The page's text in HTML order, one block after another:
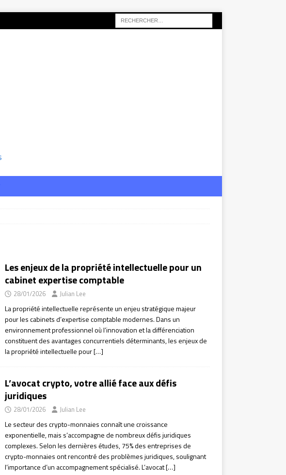
Les enjeux de la propriété intellectuelle pour un
cabinet expertise comptable
28/01/2026 Julian Lee
La propriété intellectuelle représente un enjeu stratégique majeur
pour les cabinets d’expertise comptable modernes. Dans un
environnement professionnel où l’innovation et la différenciation
constituent des avantages concurrentiels déterminants, les enjeux de
la propriété intellectuelle pour[…]
L’avocat crypto, votre allié face aux défis
juridiques
28/01/2026 Julian Lee
Le secteur des crypto-monnaies connaît une croissance
exponentielle, mais s’accompagne de nombreux défis juridiques
complexes. Selon les dernières études, 75% des entreprises de
crypto-monnaies ont rencontré des problèmes juridiques, soulignant
l’importance d’un accompagnement spécialisé. L’avocat[…]